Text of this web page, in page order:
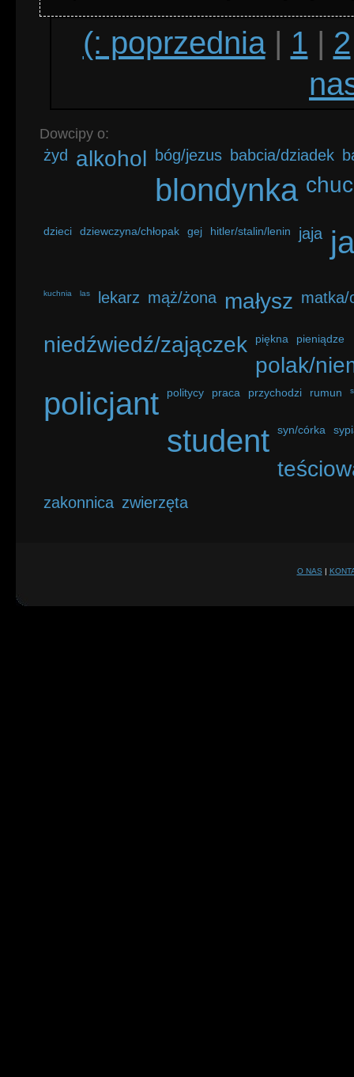
(: poprzednia| 1 | 2
Dowcipy o:
żyd alkohol bóg/jezus babcia/dziadek
blondynka
dzieci dziewczyna/chłopak gej hitler/stalin/lenin jaja
kuchnia las lekarz mąż/żona małysz matka/
niedźwiedź/zajączek piękna pieniądze
polak/
policjant politycy praca przychodzi rumun
student syn/córka
zakonnica zwierzęta
O NAS |